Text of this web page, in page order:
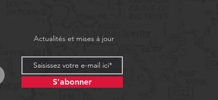
Actualités et mises à jour
S'abonner